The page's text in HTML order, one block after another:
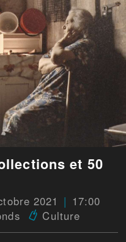
et 50
2021
17:00
Culture